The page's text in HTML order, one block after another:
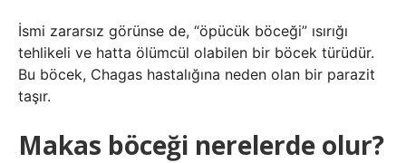
İsmi zararsız görünse de, “öpücük böceği” ısırığı
tehlikeli ve hatta ölümcül olabilen bir böcek türüdür.
Bu böcek, Chagas hastalığına neden olan bir parazit
taşır.
Makas böceği nerelerde olur?